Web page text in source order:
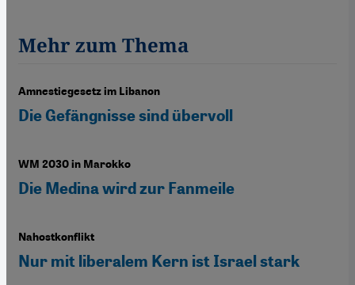
Mehr zum Thema
Amnestiegesetz im Libanon
Die Gefängnisse sind übervoll
WM 2030 in Marokko
Die Medina wird zur Fanmeile
Nahostkonflikt
Nur mit liberalem Kern ist Israel stark